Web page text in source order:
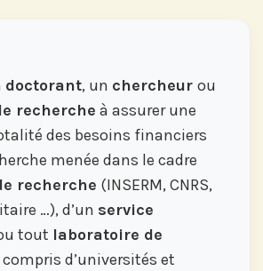
doctorant, un chercheur ou
recherche à assurer une
des besoins financiers
menée dans le cadre
recherche (INSERM, CNRS,
…), d’un service
tout laboratoire de
compris d’universités et